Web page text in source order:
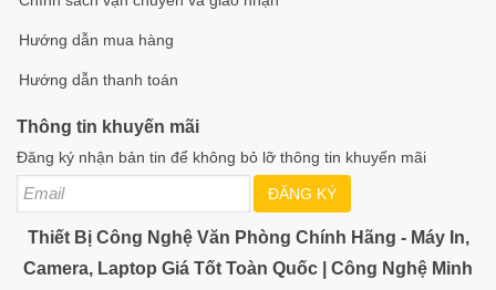
Hướng dẫn mua hàng
Hướng dẫn thanh toán
Thông tin khuyến mãi
Đăng ký nhận bản tin để không bỏ lỡ thông tin khuyến mãi
ĐĂNG KÝ
Thiết Bị Công Nghệ Văn Phòng Chính Hãng - Máy In,
Camera, Laptop Giá Tốt Toàn Quốc | Công Nghệ Minh